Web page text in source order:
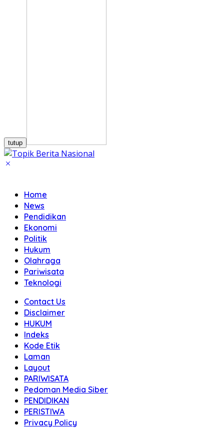
tutup
Home
News
Pendidikan
Ekonomi
Politik
Hukum
Olahraga
Pariwisata
Teknologi
Contact Us
Disclaimer
HUKUM
Indeks
Kode Etik
Laman
Layout
PARIWISATA
Pedoman Media Siber
PENDIDIKAN
PERISTIWA
Privacy Policy